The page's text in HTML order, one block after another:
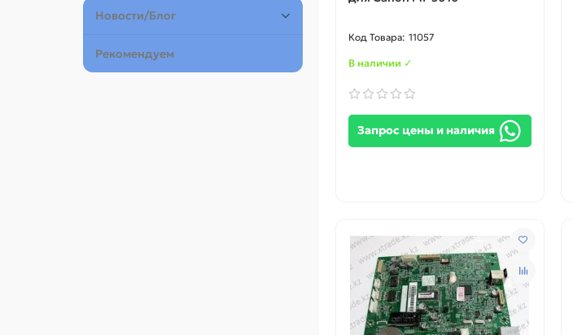
Новости/Блог
Рекомендуем
11057
В наличии ✓
Запрос цены и наличия